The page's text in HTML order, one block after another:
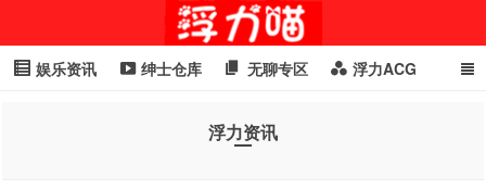
娱乐资讯 绅士仓库 无聊专区 浮力ACG
浮力资讯